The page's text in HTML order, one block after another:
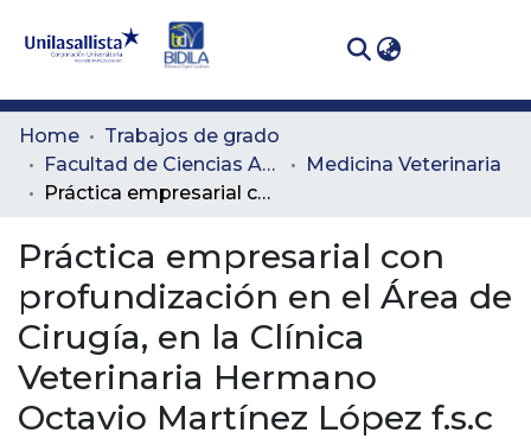
Communities
& Collections
Statistics
Home
Trabajos de grado
Facultad de Ciencias Administrativas y Agropecuarias
Medicina Veterinaria
Práctica empresarial con profundización en el Área de Cirugía, en la Clínica Veterinaria Hermano Octavio Martínez López f.s.c
Práctica empresarial con
profundización en el Área de
Cirugía, en la Clínica
Veterinaria Hermano
Octavio Martínez López f.s.c